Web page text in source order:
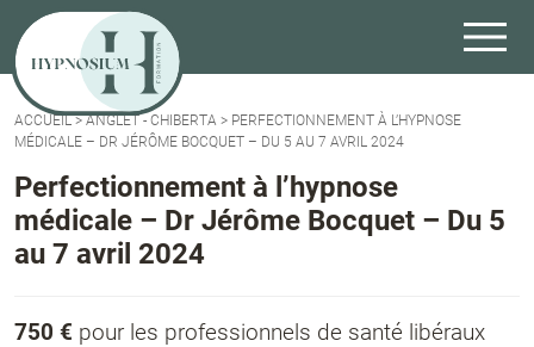
ACCUEIL>ANGLET - CHIBERTA > PERFECTIONNEMENT À L’HYPNOSE
MÉDICALE – DR JÉRÔME BOCQUET – DU 5 AU 7 AVRIL 2024
Perfectionnement à l’hypnose
médicale – Dr Jérôme Bocquet – Du 5
au 7 avril 2024
750 € pour les professionnels de santé libéraux